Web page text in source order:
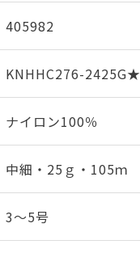
405982
KNHHC276-2425G★
ナイロン100％
中細・25ｇ・105ｍ
3～5号